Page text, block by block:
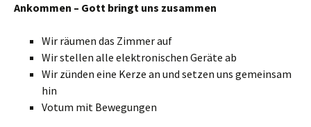
Ankommen – Gott bringt uns zusammen
Wir räumen das Zimmer auf
Wir stellen alle elektronischen Geräte ab
Wir zünden eine Kerze an und setzen uns gemeinsam
hin
Votum mit Bewegungen